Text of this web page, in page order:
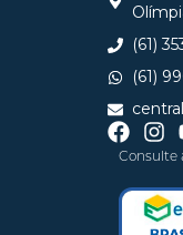
(61)
(61)
Consulte